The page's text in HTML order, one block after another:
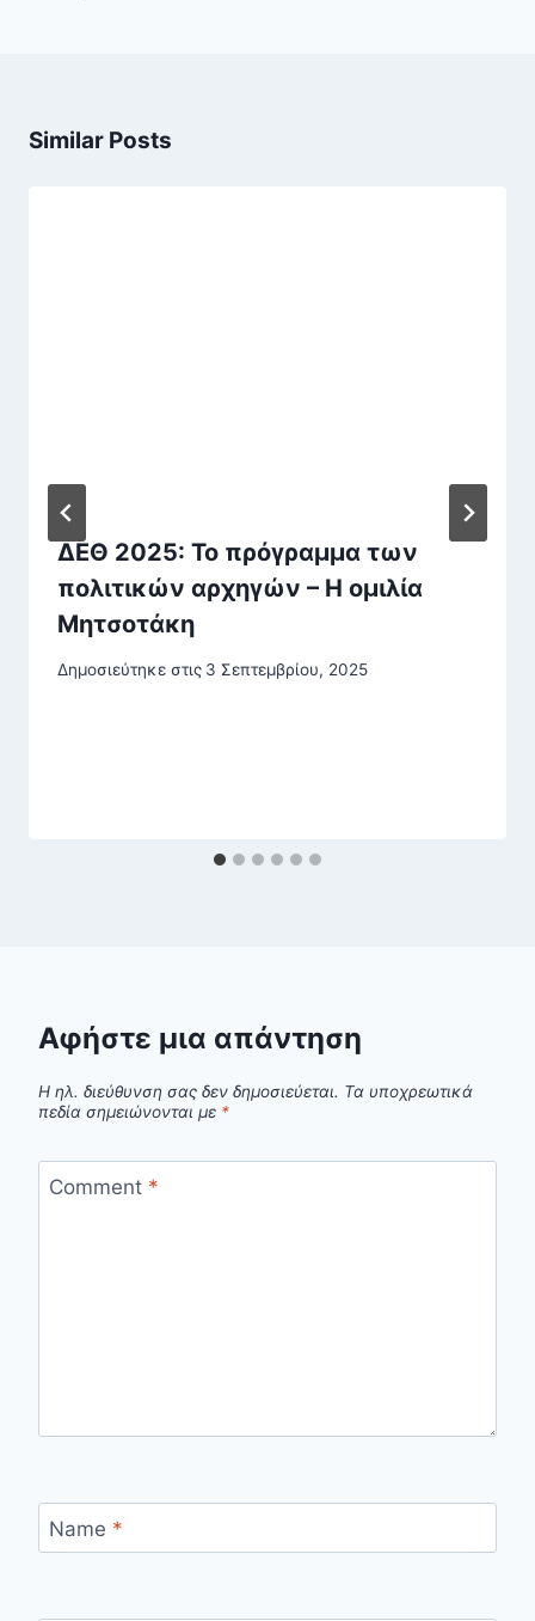
Similar Posts
ΔΕΘ 2025: Το πρόγραμμα των
πολιτικών αρχηγών – Η ομιλία
Μητσοτάκη
Δημοσιεύτηκε στις 3 Σεπτεμβρίου, 2025
Αφήστε μια απάντηση
Η ηλ. διεύθυνση σας δεν δημοσιεύεται. Τα υποχρεωτικά
πεδία σημειώνονται με *
Comment *
Name *